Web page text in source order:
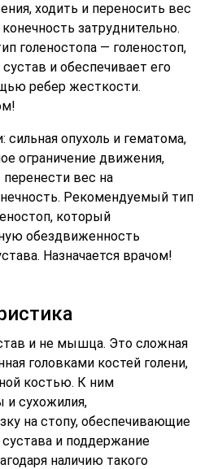
ходить и переносить вес
затруднительно.
голеностопа — голеностоп,
и обеспечивает его
ребер жесткости.
сильная опухоль и гематома,
ограничение движения,
вес на
Рекомендуемый тип
который
обездвиженность
Назначается врачом!
и не мышца. Это сложная
головками костей голени,
костью. К ним
сухожилия,
на стопу, обеспечивающие
сустава и поддержание
наличию такого